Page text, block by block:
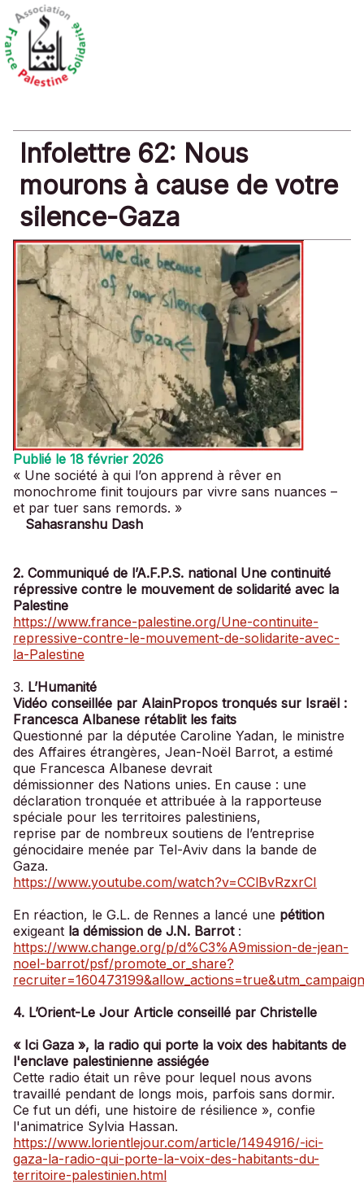
Infolettre 62: Nous
mourons à cause de votre
silence-Gaza
Publié le 18 février 2026
« Une société à qui l’on apprend à rêver en
monochrome finit toujours par vivre sans nuances –
et par tuer sans remords. »
Sahasranshu Dash
2. Communiqué de l’A.F.P.S. national Une continuité
répressive contre le mouvement de solidarité avec la
Palestine
https://www.france-palestine.org/Une-continuite-
repressive-contre-le-mouvement-de-solidarite-avec-
la-Palestine
3. L’Humanité
Vidéo conseillée par AlainPropos tronqués sur Israël :
Francesca Albanese rétablit les faits
Questionné par la députée Caroline Yadan, le ministre
des Affaires étrangères, Jean-Noël Barrot, a estimé
que Francesca Albanese devrait
démissionner des Nations unies. En cause : une
déclaration tronquée et attribuée à la rapporteuse
spéciale pour les territoires palestiniens,
reprise par de nombreux soutiens de l’entreprise
génocidaire menée par Tel-Aviv dans la bande de
Gaza.
https://www.youtube.com/watch?v=CClBvRzxrCI
En réaction, le G.L. de Rennes a lancé une pétition
exigeant la démission de J.N. Barrot:
https://www.change.org/p/d%C3%A9mission-de-jean-
noel-barrot/psf/promote_or_share?
4. L’Orient-Le Jour Article conseillé par Christelle
« Ici Gaza », la radio qui porte la voix des habitants de
l'enclave palestinienne assiégée
Cette radio était un rêve pour lequel nous avons
travaillé pendant de longs mois, parfois sans dormir.
Ce fut un défi, une histoire de résilience », confie
l'animatrice Sylvia Hassan.
https://www.lorientlejour.com/article/1494916/-ici-
gaza-la-radio-qui-porte-la-voix-des-habitants-du-
territoire-palestinien.html